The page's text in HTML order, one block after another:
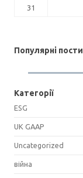
31
Популярні пости
Категорії
ESG
UK GAAP
Uncategorized
війна